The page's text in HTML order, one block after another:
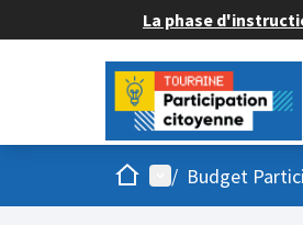
La phase
AccueilMenu principal
/ Budget